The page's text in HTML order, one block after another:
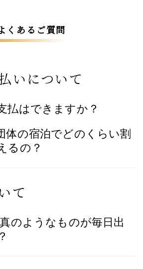
くあるご質問
いについて
払はできますか？
体の宿泊でどのくらい割
るの？
て
のようなものが毎日出